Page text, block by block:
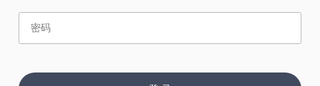
赏 催 票